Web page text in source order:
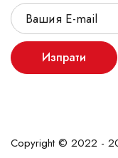
Изпрати
Copyright © 2022 -